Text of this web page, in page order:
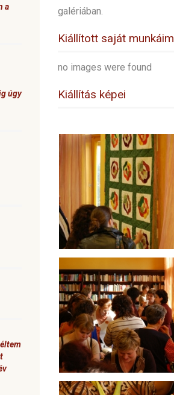
a
úgy
galériában.
Kiállított saját munkáim
no images were found
Kiállítás képei